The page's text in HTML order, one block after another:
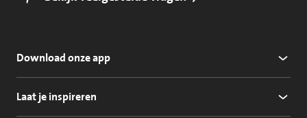
Download onze app
Laat je inspireren